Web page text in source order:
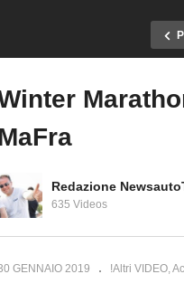
Factory
Redazione
635 Videos
GENNAIO 2019 !Altri VIDEO